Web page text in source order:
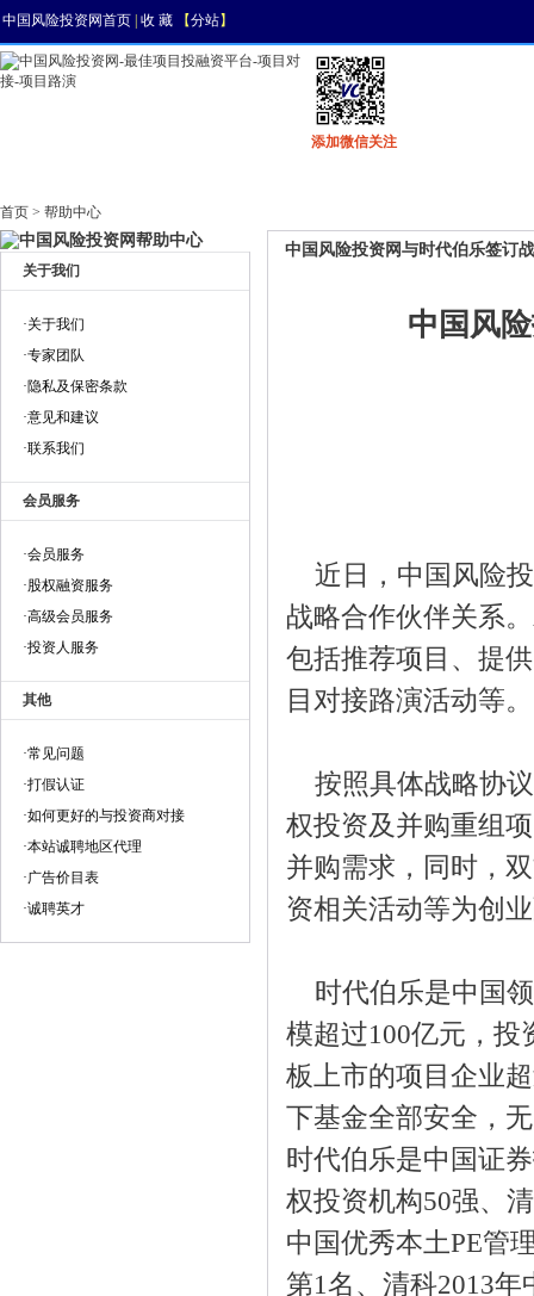
中国风险投资网首页 收 藏 【分站】
添加微信关注
首页 > 帮助中心
关于我们
·关于我们
·专家团队
·隐私及保密条款
·意见和建议
·联系我们
会员服务
·会员服务
·股权融资服务
·高级会员服务
·投资人服务
其他
·常见问题
·打假认证
·如何更好的与投资商对接
·本站诚聘地区代理
·广告价目表
·诚聘英才
中国风险投资网与时代伯乐签订
中国风
近日，中国风险
战略合作伙伴关系
包括推荐项目、提
目对接路演活动等。
按照具体战略协
权投资及并购重组
并购需求，同时，
资相关活动等为创
时代伯乐是中国领
模超过100亿元，投
板上市的项目企业
下基金全部安全，
时代伯乐是中国证
权投资机构50强、
中国优秀本土PE管
第1名、清科2013